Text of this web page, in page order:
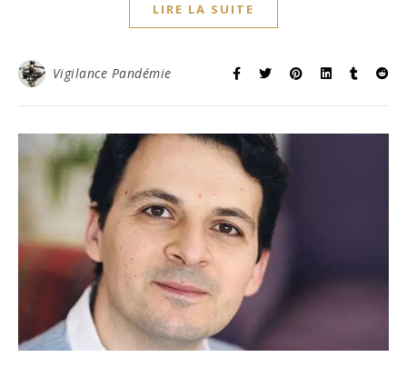
LIRE LA SUITE
Vigilance Pandémie